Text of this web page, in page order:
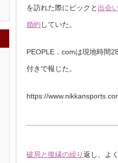
を訪れた際にピックと 出会い
婚約 していた。
PEOPLE．comは現地時間
付きで報じた。
https://
破局と復縁の繰り返し、よ